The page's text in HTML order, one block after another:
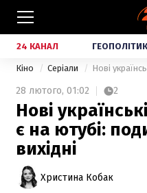
24 КАНАЛ
Кіно Серіали
28 лютого, 01:02 2
Нові
є на ютубі:
вихідні
Христина Кобак